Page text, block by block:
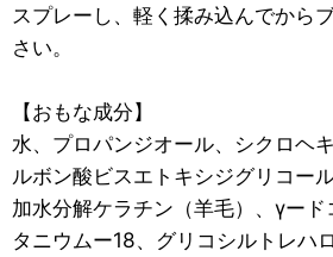
スプレーし、軽く揉み込んでから
さい。
【おもな成分】
水、プロパンジオール、シクロヘ
ルボン酸ビスエトキシジグリコール
加水分解ケラチン（羊毛）、γー
タニウムー18、グリコシルトレハロ